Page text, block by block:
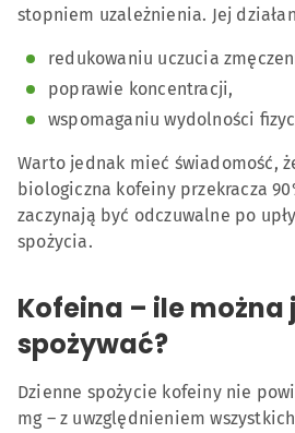
stopniem uzależnienia. Jej
redukowaniu uczucia
poprawie koncentracji,
wspomaganiu wydolności
Warto jednak mieć świadomość,
biologiczna kofeiny przekracza
zaczynają być odczuwalne po
spożycia.
Kofeina – ile można
spożywać?
Dzienne spożycie kofeiny nie
mg – z uwzględnieniem